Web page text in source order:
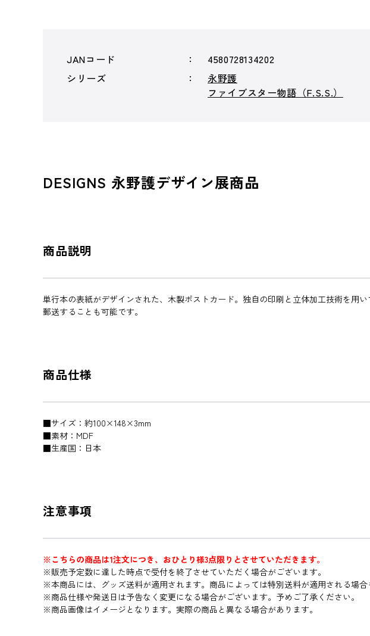
JANコード
4580728134202
シリーズ
永野護
ファイブスター物語（F.S.S.）
DESIGNS 永野護デザイン展商品
商品説明
単行本の表紙がデザインされた、木製ポストカード。独自の印刷と立体加工技術を用
郵送することも可能です。
商品仕様
■サイズ：約100×148×3mm
■素材：MDF
■生産国：日本
注意事項
※こちらの商品は1注文につき、おひとり様3点限りとさせていただきます。
※販売予定数に達した時点で受付を終了させていただく場合がございます。
※本商品には、グッズ送料が適用されます。商品によっては特別送料が適用される場合
※商品仕様や発送日は予告なく変更になる場合がございます。予めご了承ください。
※商品画像はイメージとなります。実際の商品と異なる場合があります。